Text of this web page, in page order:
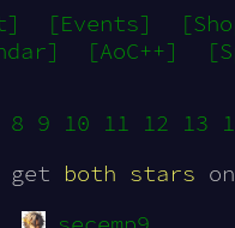
[Events]
[AoC++]
8 9 10 11 12 13
get both stars